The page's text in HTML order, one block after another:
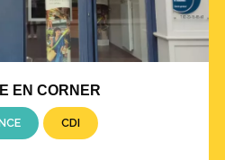
EN CORNER
CDI